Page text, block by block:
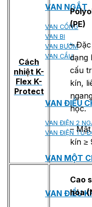
VAN NGẮT
VAN CỔNG
VAN BI
VAN BƯỚM
VAN CẦU
VAN ĐIỀU
VAN ĐIỆN 2
VAN ĐIỆN TỪ
VAN MỘT
VAN ĐIỀU
Cách
nhiệt K-
Flex K-
Protect
(PE)
–
dạng
cấu
kín,
học.
–
kín ≥
Cao
hóa